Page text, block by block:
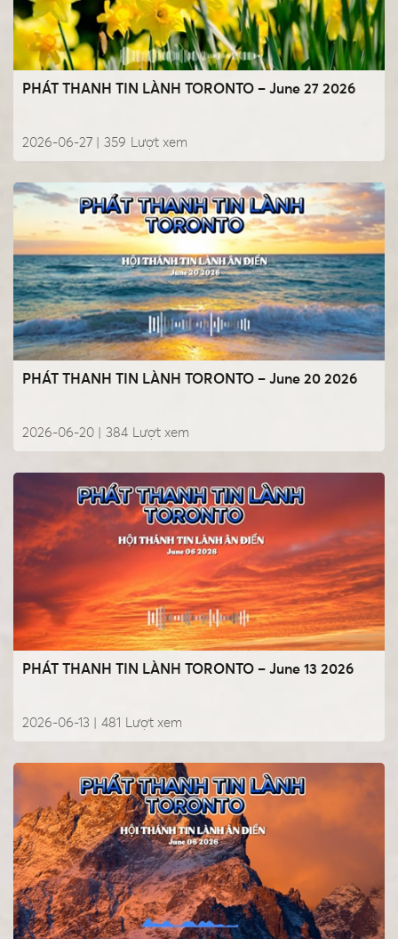
PHÁT THANH TIN LÀNH TORONTO – June 27 2026
2026-06-27 | Lượt xem
359
PHÁT THANH TIN LÀNH TORONTO – June 20 2026
2026-06-20 | Lượt xem
384
PHÁT THANH TIN LÀNH TORONTO – June 13 2026
2026-06-13 | Lượt xem
481